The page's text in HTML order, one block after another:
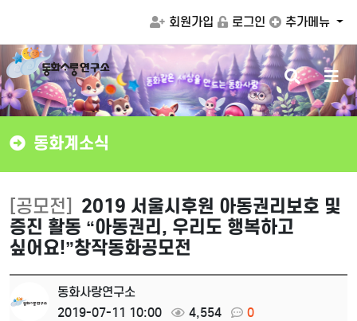
회원가입 로그인 추가메뉴
동화같은 세상을 만드는 동화사랑 검
색
버
튼
메
뉴
버
튼
동화계소식
[공모전] 2019 서울시후원 아동권리보호 및
증진 활동 “아동권리, 우리도 행복하고
싶어요!”창작동화공모전
동화사랑연구소
2019-07-11 10:00
4,554 0